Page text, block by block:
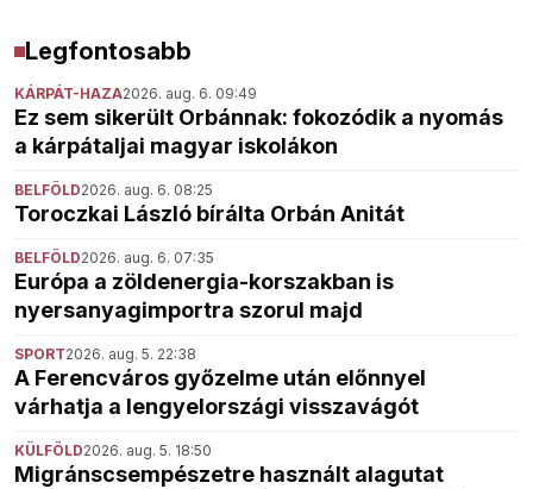
Legfontosabb
KÁRPÁT-HAZA2026. aug. 6. 09:49
Ez sem sikerült Orbánnak: fokozódik a nyomás
a kárpátaljai magyar iskolákon
BELFÖLD2026. aug. 6. 08:25
Toroczkai László bírálta Orbán Anitát
BELFÖLD2026. aug. 6. 07:35
Európa a zöldenergia-korszakban is
nyersanyagimportra szorul majd
SPORT2026. aug. 5. 22:38
A Ferencváros győzelme után előnnyel
várhatja a lengyelországi visszavágót
KÜLFÖLD2026. aug. 5. 18:50
Migránscsempészetre használt alagutat